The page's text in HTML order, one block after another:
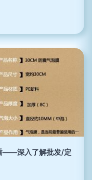
——深入了解批发/定